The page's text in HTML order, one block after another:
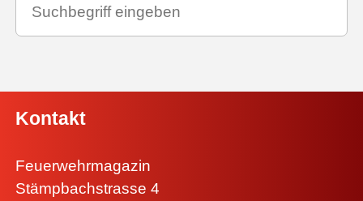
Kontakt
Feuerwehrmagazin
Stämpbachstrasse 4